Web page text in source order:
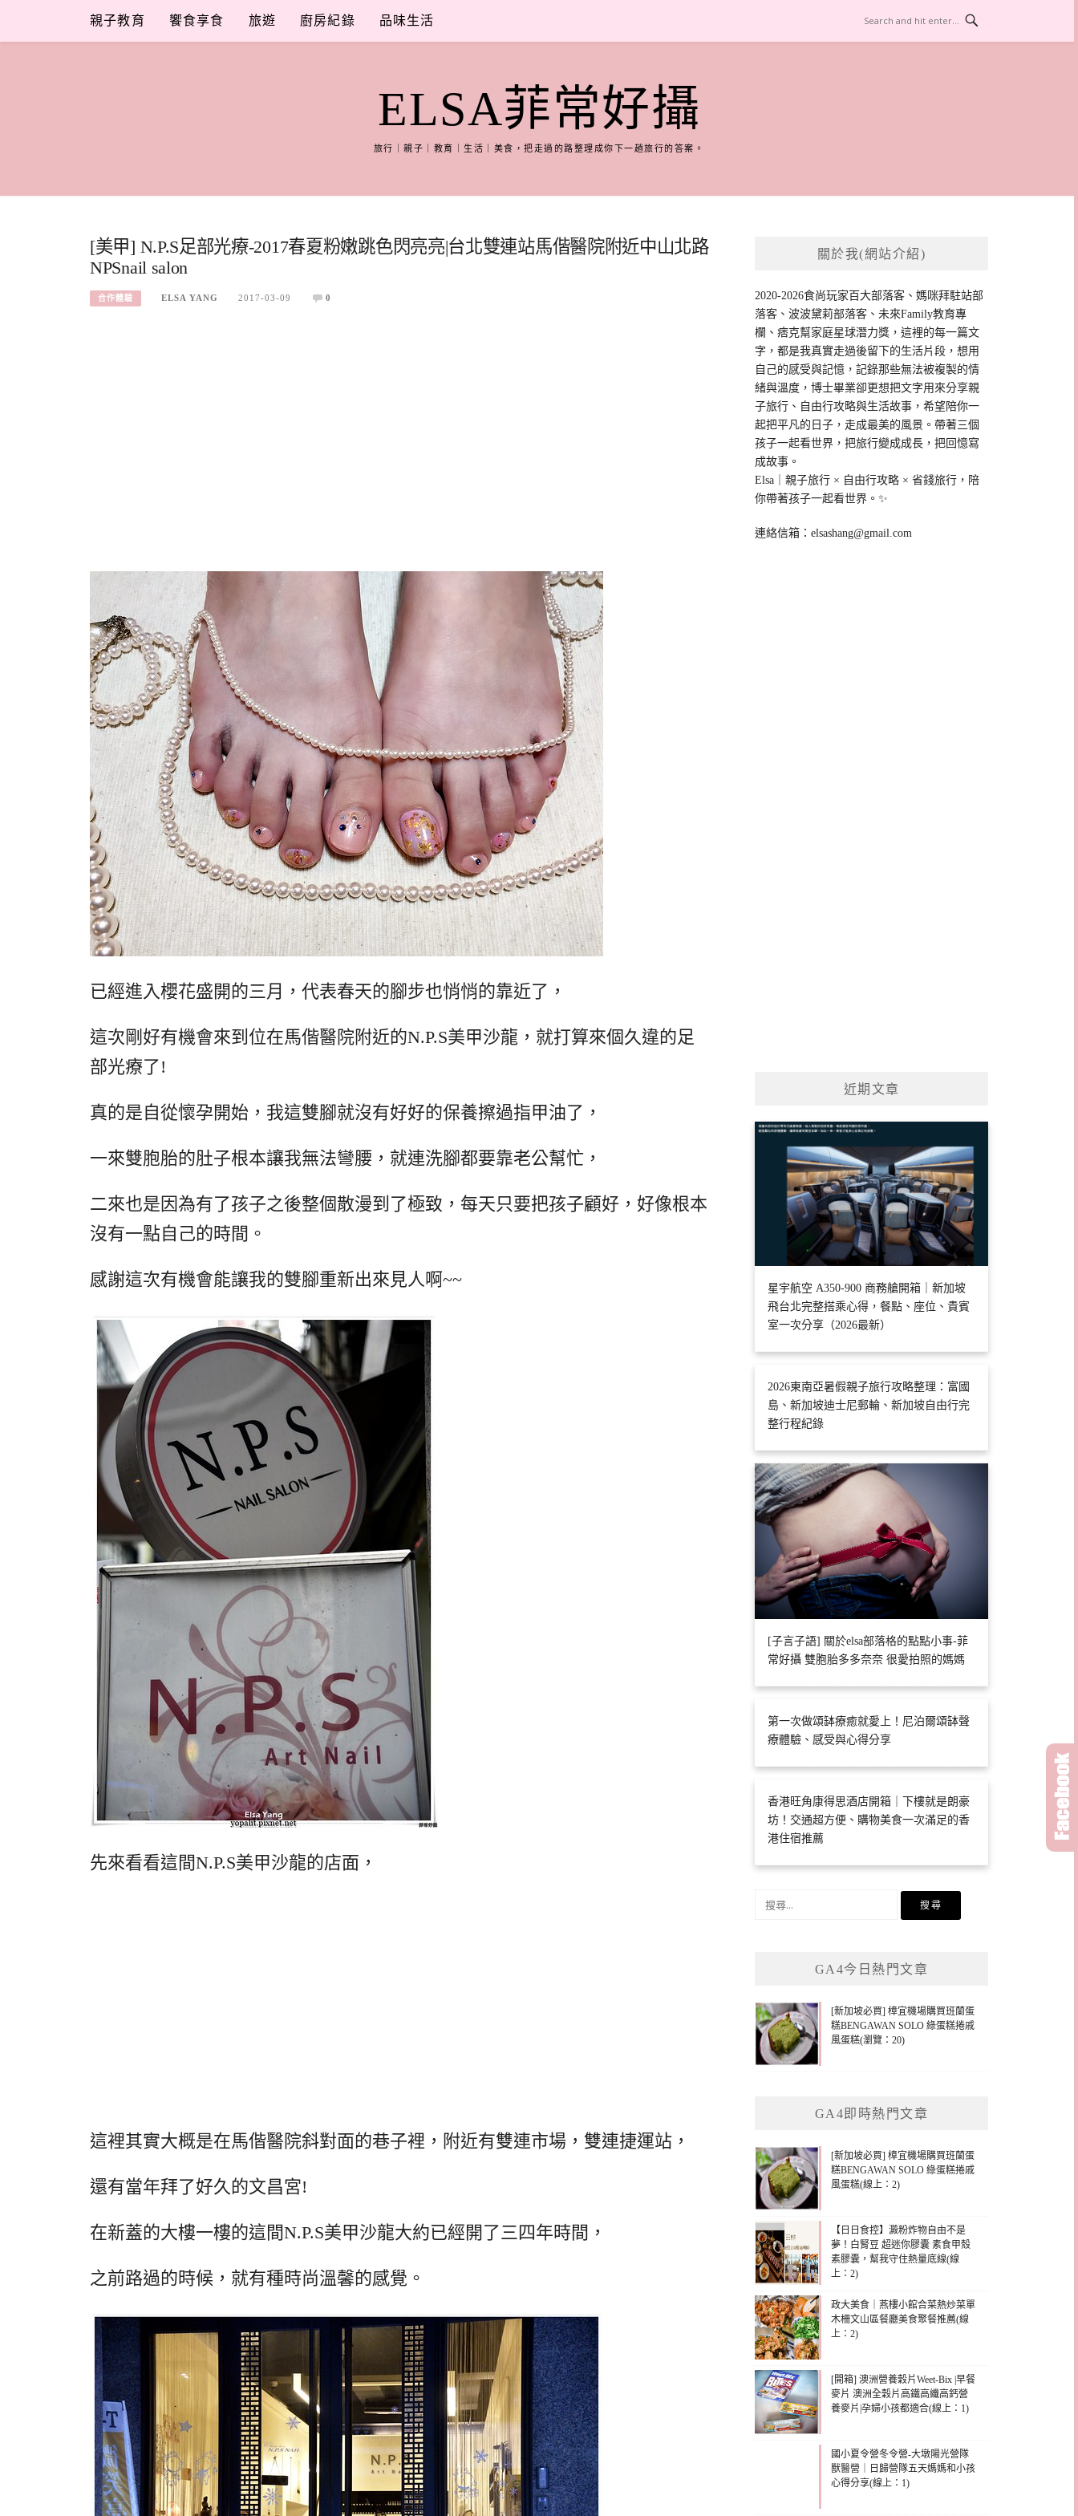
content
親子教育 饗食享食 旅遊 廚房紀錄 品味生活
ELSA菲常好攝
旅行｜親子｜教育｜生活｜美食，把走過的路整理成你下一趟旅行的答案。
[美甲] N.P.S足部光療-2017春夏粉嫩跳色閃亮亮|台北雙連站馬偕醫院附近中山北路
NPSnail salon
合作體驗 ELSA YANG 2017-03-09 0
已經進入櫻花盛開的三月，代表春天的腳步也悄悄的靠近了，
這次剛好有機會來到位在馬偕醫院附近的N.P.S美甲沙龍，就打算來個久違的足
部光療了!
真的是自從懷孕開始，我這雙腳就沒有好好的保養擦過指甲油了，
一來雙胞胎的肚子根本讓我無法彎腰，就連洗腳都要靠老公幫忙，
二來也是因為有了孩子之後整個散漫到了極致，每天只要把孩子顧好，好像根本
沒有一點自己的時間。
感謝這次有機會能讓我的雙腳重新出來見人啊~~
先來看看這間N.P.S美甲沙龍的店面，
這裡其實大概是在馬偕醫院斜對面的巷子裡，附近有雙連市場，雙連捷運站，
還有當年拜了好久的文昌宮!
在新蓋的大樓一樓的這間N.P.S美甲沙龍大約已經開了三四年時間，
之前路過的時候，就有種時尚溫馨的感覺。
關於我(網站介紹)
2020-2026食尚玩家百大部落客、媽咪拜駐站部
落客、波波黛莉部落客、未來Family教育專
欄、痞克幫家庭星球潛力獎，這裡的每一篇文
字，都是我真實走過後留下的生活片段，想用
自己的感受與記憶，記錄那些無法被複製的情
緒與溫度，博士畢業卻更想把文字用來分享親
子旅行、自由行攻略與生活故事，希望陪你一
起把平凡的日子，走成最美的風景。帶著三個
孩子一起看世界，把旅行變成成長，把回憶寫
成故事。
Elsa｜親子旅行 × 自由行攻略 × 省錢旅行，陪
你帶著孩子一起看世界。✨
連絡信箱：elsashang@gmail.com
近期文章
星宇航空 A350-900 商務艙開箱｜新加坡
飛台北完整搭乘心得，餐點、座位、貴賓
室一次分享（2026最新）
2026東南亞暑假親子旅行攻略整理：富國
島、新加坡迪士尼郵輪、新加坡自由行完
整行程紀錄
[子言子語] 關於elsa部落格的點點小事-菲
常好攝 雙胞胎多多奈奈 很愛拍照的媽媽
第一次做頌缽療癒就愛上！尼泊爾頌缽聲
療體驗、感受與心得分享
香港旺角康得思酒店開箱｜下樓就是朗豪
坊！交通超方便、購物美食一次滿足的香
港住宿推薦
GA4今日熱門文章
[新加坡必買] 樟宜機場購買班蘭蛋
糕BENGAWAN SOLO 綠蛋糕捲戚
風蛋糕(瀏覽：20)
GA4即時熱門文章
[新加坡必買] 樟宜機場購買班蘭蛋
糕BENGAWAN SOLO 綠蛋糕捲戚
風蛋糕(線上：2)
【日日食控】澱粉炸物自由不是
夢！白腎豆 超迷你膠囊 素食甲殼
素膠囊，幫我守住熱量底線(線
上：2)
政大美食｜燕樓小館合菜熱炒菜單
木柵文山區餐廳美食聚餐推薦(線
上：2)
[開箱] 澳洲營養穀片Weet-Bix |早餐
麥片 澳洲全穀片高鐵高纖高鈣營
養麥片|孕婦小孩都適合(線上：1)
國小夏令營冬令營-大墩陽光營隊
獸醫營｜日歸營隊五天媽媽和小孩
心得分享(線上：1)